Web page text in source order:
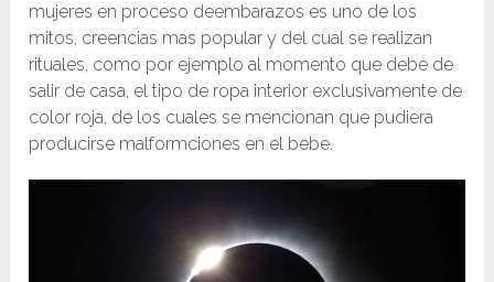
mujeres en proceso deembarazos es uno de los
mitos, creencias mas popular y del cual se realizan
rituales, como por ejemplo al momento que debe de
salir de casa, el tipo de ropa interior exclusivamente de
color roja, de los cuales se mencionan que pudiera
producirse malformciones en el bebe.